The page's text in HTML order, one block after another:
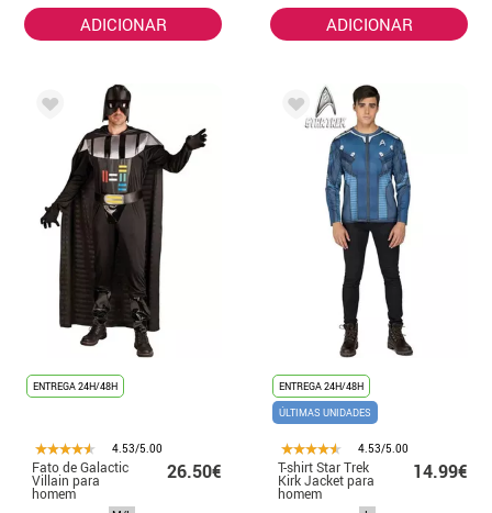
ADICIONAR ADICIONAR
ENTREGA 24H/48H
4.53/5.00
Fato de Galactic
Villain para
homem
26.50€
ENTREGA 24H/48H
ÚLTIMAS UNIDADES
4.53/5.00
T-shirt Star Trek
Kirk Jacket para
homem
14.99€